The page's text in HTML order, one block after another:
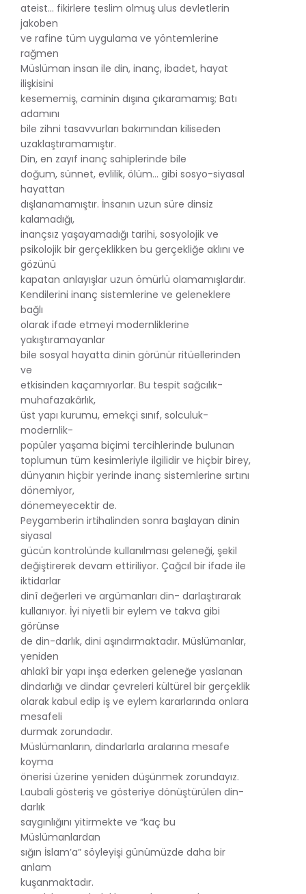
ateist… fikirlere teslim olmuş ulus devletlerin
jakoben
ve rafine tüm uygulama ve yöntemlerine
rağmen
Müslüman insan ile din, inanç, ibadet, hayat
ilişkisini
kesememiş, caminin dışına çıkaramamış; Batı
adamını
bile zihni tasavvurları bakımından kiliseden
uzaklaştıramamıştır.
Din, en zayıf inanç sahiplerinde bile
doğum, sünnet, evlilik, ölüm… gibi sosyo-siyasal
hayattan
dışlanamamıştır. İnsanın uzun süre dinsiz
kalamadığı,
inançsız yaşayamadığı tarihi, sosyolojik ve
psikolojik bir gerçeklikken bu gerçekliğe aklını ve
gözünü
kapatan anlayışlar uzun ömürlü olamamışlardır.
Kendilerini inanç sistemlerine ve geleneklere
bağlı
olarak ifade etmeyi modernliklerine
yakıştıramayanlar
bile sosyal hayatta dinin görünür ritüellerinden
ve
etkisinden kaçamıyorlar. Bu tespit sağcılık-
muhafazakârlık,
üst yapı kurumu, emekçi sınıf, solculuk-
modernlik-
popüler yaşama biçimi tercihlerinde bulunan
toplumun tüm kesimleriyle ilgilidir ve hiçbir birey,
dünyanın hiçbir yerinde inanç sistemlerine sırtını
dönemiyor,
dönemeyecektir de.
Peygamberin irtihalinden sonra başlayan dinin
siyasal
gücün kontrolünde kullanılması geleneği, şekil
değiştirerek devam ettiriliyor. Çağcıl bir ifade ile
iktidarlar
dinî değerleri ve argümanları din- darlaştırarak
kullanıyor. İyi niyetli bir eylem ve takva gibi
görünse
de din-darlık, dini aşındırmaktadır. Müslümanlar,
yeniden
ahlakî bir yapı inşa ederken geleneğe yaslanan
dindarlığı ve dindar çevreleri kültürel bir gerçeklik
olarak kabul edip iş ve eylem kararlarında onlara
mesafeli
durmak zorundadır.
Müslümanların, dindarlarla aralarına mesafe
koyma
önerisi üzerine yeniden düşünmek zorundayız.
Laubali gösteriş ve gösteriye dönüştürülen din-
darlık
saygınlığını yitirmekte ve “kaç bu
Müslümanlardan
sığın İslam’a” söyleyişi günümüzde daha bir
anlam
kuşanmaktadır.